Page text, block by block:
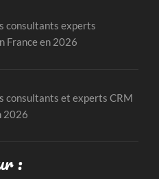
consultants experts
France en 2026
consultants et experts CRM
2026
: